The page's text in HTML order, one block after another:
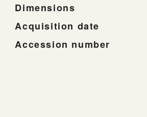
Dimensions
Acquisition date
Accession number